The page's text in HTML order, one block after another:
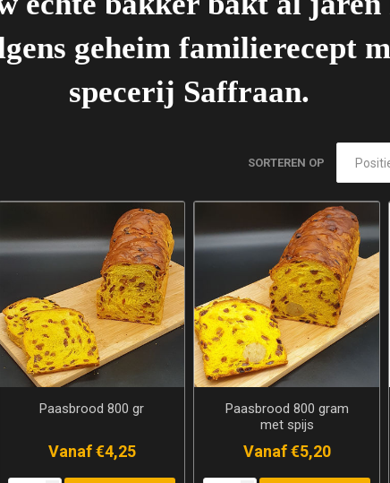
geheim familierecept
specerij Saffraan.
SORTEREN OP
Paasbrood 800 gr
Vanaf €4,25
Paasbrood 800 gram
met spijs
Vanaf €5,20